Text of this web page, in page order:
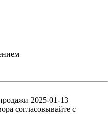
2025-01-13
согласовывайте с